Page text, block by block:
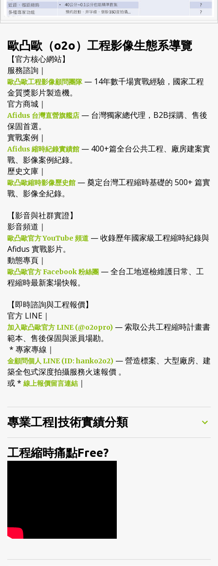
歐凸歐（o2o）工程影像生態系導覽
【官方核心網站】
服務諮詢｜
歐凸歐工程影像顧問團隊— 14年數千場實戰經驗，國家工程
金質獎影片製造機。
官方商城｜
Afidus 台灣直營旗艦店 — 台灣獨家總代理，B2B採購、售後
保固首選。
實戰案例｜
Afidus 縮時紀錄實績館 — 400+篇全台公共工程、廠房建案實
戰、影像案例紀錄。
歷史文庫｜
歐凸歐縮時影像歷史館 — 奠定台灣工程縮時基礎的 500+ 篇實
戰、影像全紀錄。
【影音與社群實證】
影音頻道｜
歐凸歐官方 YouTube 頻道 — 收錄歷年國家級工程縮時紀錄與
Afidus 實戰影片。
動態專頁｜
歐凸歐官方 Facebook 粉絲團 — 全台工地巡檢維護日常、工
程縮時最新案場快報。
【即時諮詢與工程報價】
官方 LINE｜
加入歐凸歐官方 LINE (@o2opro) — 索取公共工程縮時計畫書
範本、售後保固與派員場勘。
* 專家專線｜
金顧問個人 LINE (ID: hanko2o2) — 營造標案、大型廠房、建
築全包式深度拍攝服務火速報價 。
或 * 線上報價留言連結 ｜
專業工程|技術實績分類
工程縮時痛點Free?